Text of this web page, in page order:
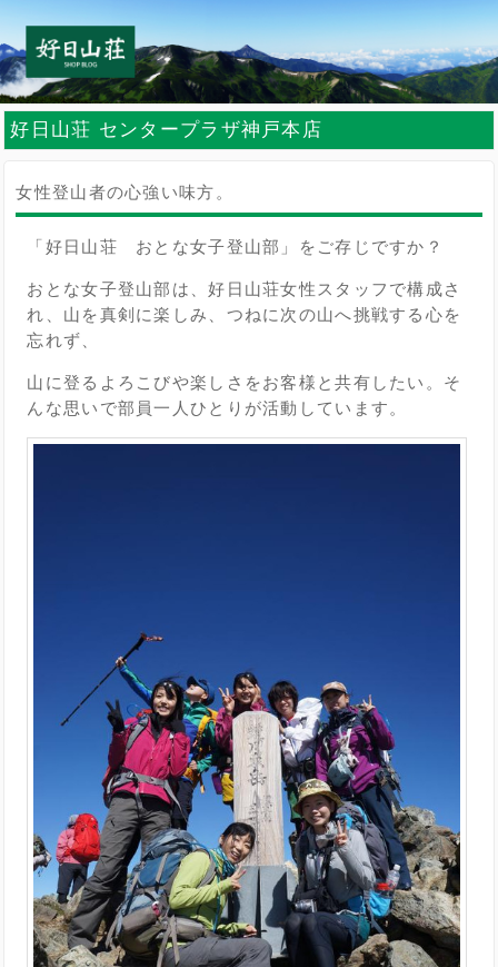
好日山荘 センタープラザ神戸本店
女性登山者の心強い味方。
「好日山荘 おとな女子登山部」をご存じですか？
おとな女子登山部は、好日山荘女性スタッフで構成さ
れ、山を真剣に楽しみ、つねに次の山へ挑戦する心を
忘れず、
山に登るよろこびや楽しさをお客様と共有したい。そ
んな思いで部員一人ひとりが活動しています。